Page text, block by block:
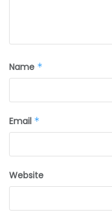
Name *
Email *
Website